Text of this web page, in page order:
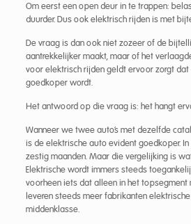
Om eerst een open deur in te trappen:
duurder. Dus ook elektrisch rijden is met
De vraag is dan ook niet zozeer of de
aantrekkelijker maakt, maar of het
voor elektrisch rijden geldt ervoor zorgt
goedkoper wordt.
Het antwoord op die vraag is: het hangt
Wanneer we twee auto’s met dezelfde
is de elektrische auto evident goedkoper.
zestig maanden. Maar die vergelijking is
Elektrische wordt immers steeds
voorheen iets dat alleen in het
leveren steeds meer fabrikanten elektrische
middenklasse.